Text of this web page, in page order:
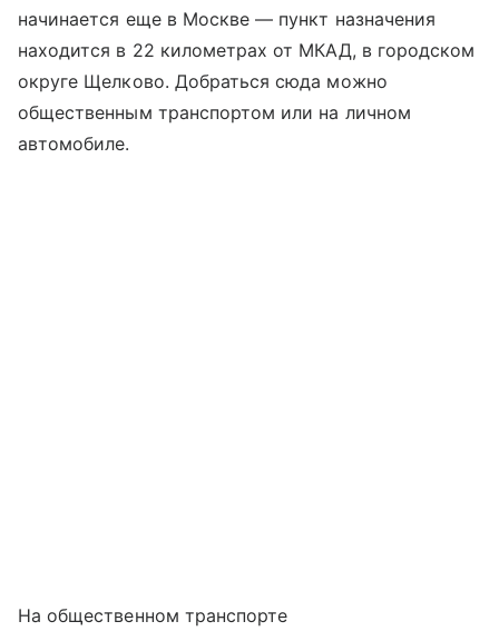
начинается еще в Москве — пункт назначения
находится в 22 километрах от МКАД, в городском
округе Щелково. Добраться сюда можно
общественным транспортом или на личном
автомобиле.
На общественном транспорте